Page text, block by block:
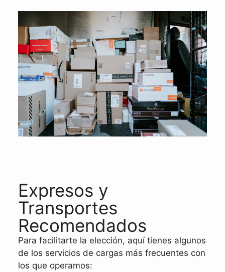
Expresos y
Transportes
Recomendados
Para facilitarte la elección, aquí tienes algunos
de los servicios de cargas más frecuentes con
los que operamos: